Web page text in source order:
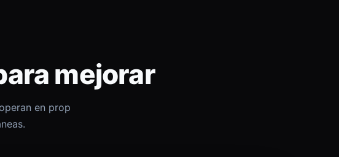
mejorar
en prop